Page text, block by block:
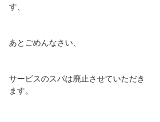
す、
あとごめんなさい、
サービスのスパは廃止させていただき
ます。